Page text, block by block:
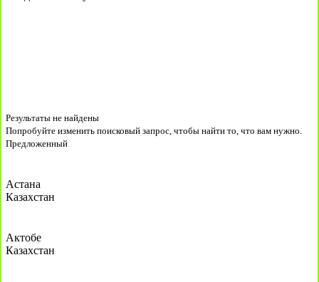
Результаты не найдены
Попробуйте изменить поисковый запрос, чтобы найти то, что вам нужно.
Предложенный
Астана
Казахстан
Актобе
Казахстан